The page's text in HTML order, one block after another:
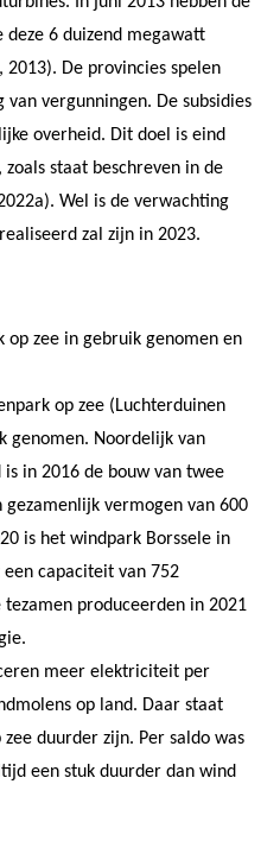
deze 6 duizend megawatt
De provincies spelen
vergunningen. De subsidies
overheid. Dit doel is eind
staat beschreven in de
Wel is de verwachting
zal zijn in 2023.
op zee in gebruik genomen en
op zee (Luchterduinen
genomen. Noordelijk van
in 2016 de bouw van twee
vermogen van 600
is het windpark Borssele in
capaciteit van 752
produceerden in 2021
meer elektriciteit per
op land. Daar staat
duurder zijn. Per saldo was
een stuk duurder dan wind